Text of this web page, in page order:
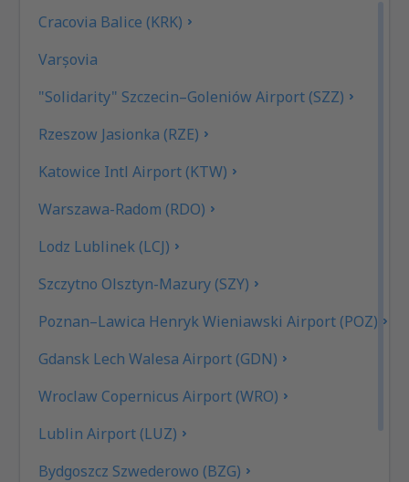
Cracovia Balice (KRK)
Varşovia
"Solidarity" Szczecin–Goleniów Airport (SZZ)
Rzeszow Jasionka (RZE)
Katowice Intl Airport (KTW)
Warszawa-Radom (RDO)
Lodz Lublinek (LCJ)
Szczytno Olsztyn-Mazury (SZY)
Poznan–Lawica Henryk Wieniawski Airport (POZ)
Gdansk Lech Walesa Airport (GDN)
Wroclaw Copernicus Airport (WRO)
Lublin Airport (LUZ)
Bydgoszcz Szwederowo (BZG)